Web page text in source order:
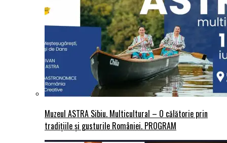
Muzeul ASTRA Sibiu. Multicultural – O călătorie prin
tradițiile și gusturile României. PROGRAM